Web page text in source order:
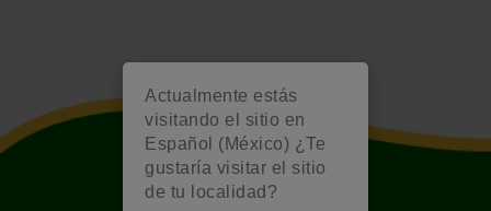
Actualmente estás
visitando el sitio en
Español (México) ¿Te
gustaría visitar el sitio
de tu localidad?